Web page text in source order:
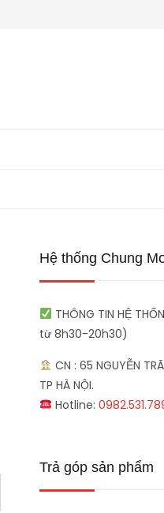
Hệ thống Chung
THÔNG TIN HỆ
từ 8h30-20h30)
CN : 65 NGUYỄN
TP HÀ NỘI.
Hotline:
Trả góp sản phẩm